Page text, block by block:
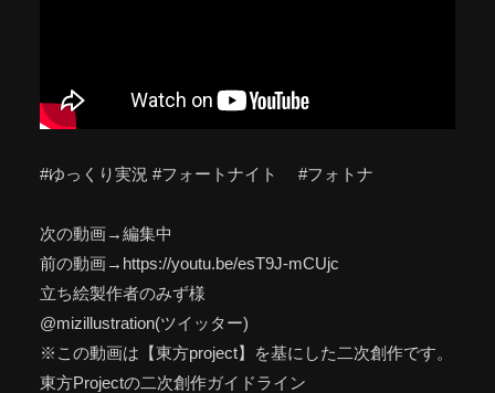
#ゆっくり実況 #フォートナイト #フォトナ
次の動画→編集中
前の動画→https://youtu.be/esT9J-mCUjc
立ち絵製作者のみず様
@mizillustration(ツイッター)
※この動画は【東方project】を基にした二次創作です。
東方Projectの二次創作ガイドライン